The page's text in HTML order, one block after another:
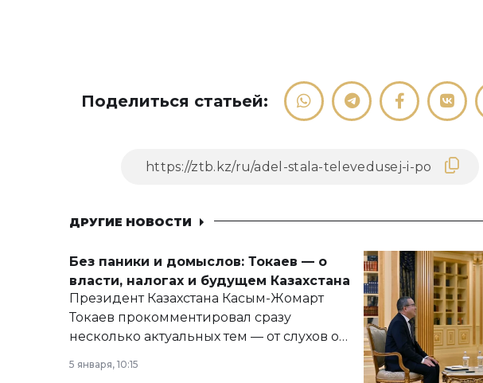
Поделиться статьей:
ДРУГИЕ НОВОСТИ
Без паники и домыслов: Токаев — о
власти, налогах и будущем Казахстана
Президент Казахстана Касым-Жомарт
Токаев прокомментировал сразу
несколько актуальных тем — от слухов о
армии, экономики и личного здоровья.
5 января, 10:15